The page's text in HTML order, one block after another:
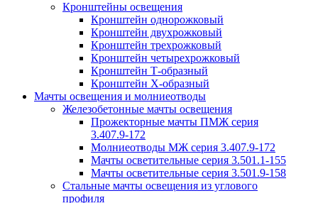
Кронштейны освещения
Кронштейн однорожковый
Кронштейн двухрожковый
Кронштейн трехрожковый
Кронштейн четырехрожковый
Кронштейн Т-образный
Кронштейн Х-образный
Мачты освещения и молниеотводы
Железобетонные мачты освещения
Прожекторные мачты ПМЖ серия
3.407.9-172
Молниеотводы МЖ серия 3.407.9-172
Мачты осветительные серия 3.501.1-155
Мачты осветительные серия 3.501.9-158
Стальные мачты освещения из углового
профиля